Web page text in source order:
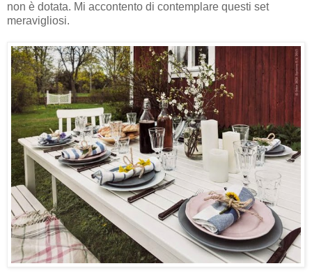
non è dotata. Mi accontento di contemplare questi set
meravigliosi.